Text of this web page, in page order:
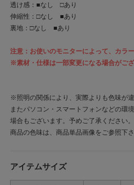
透け感：■なし □あり
伸縮性：□なし ■あり
裏地：□なし ■あり
注意：お使いのモニターによって、カラ
※素材・仕様は一部変更になる場合がご
※照明の関係により、実際よりも色味が
またパソコン・スマートフォンなどの環
場合もございます。予めご了承ください。
商品の色味は、商品単品画像をご参照下さ
アイテムサイズ